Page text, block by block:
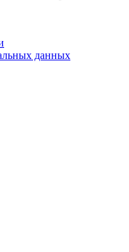
данных